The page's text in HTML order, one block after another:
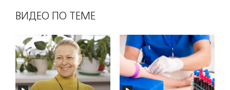
ВИДЕО ПО ТЕМЕ